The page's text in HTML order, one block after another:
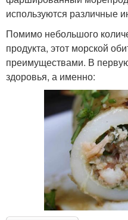
используются различные
Помимо небольшого
продукта, этот морской
преимуществами. В
здоровья, а именно: